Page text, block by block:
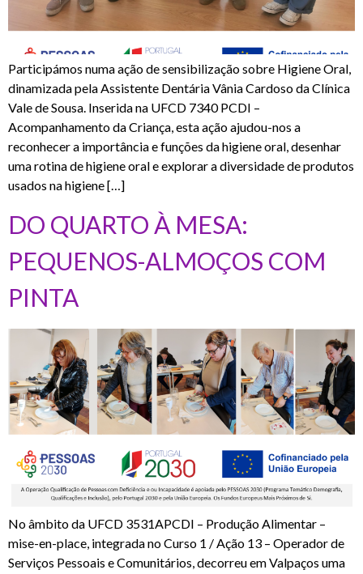
Participámos numa ação de sensibilização sobre Higiene Oral,
dinamizada pela Assistente Dentária Vânia Cardoso da Clínica
Vale de Sousa. Inserida na UFCD 7340 PCDI –
Acompanhamento da Criança, esta ação ajudou-nos a
reconhecer a importância e funções da higiene oral, desenhar
uma rotina de higiene oral e explorar a diversidade de produtos
usados na higiene […]
DO QUARTO À MESA:
PEQUENOS-ALMOÇOS COM
PINTA
No âmbito da UFCD 3531APCDI – Produção Alimentar –
mise-en-place, integrada no Curso 1 / Ação 13 – Operador de
Serviços Pessoais e Comunitários, decorreu em Valpaços uma